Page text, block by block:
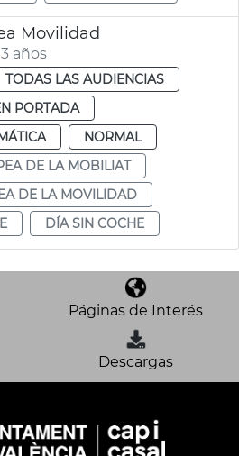
Movilidad
años
TODAS LAS AUDIENCIAS
PORTADA
NORMAL
DE LA MOBILIAT
DE LA MOVILIDAD
DÍA SIN COCHE
Páginas de Interés
Descargas